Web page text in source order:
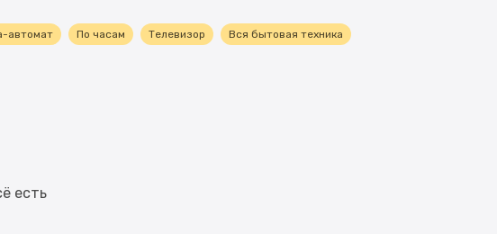
автомат По часам Телевизор Вся бытовая техника